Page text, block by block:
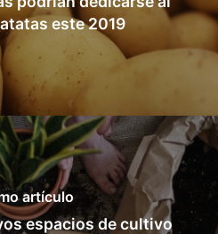
este 2019
artículo
espacios de cultivo